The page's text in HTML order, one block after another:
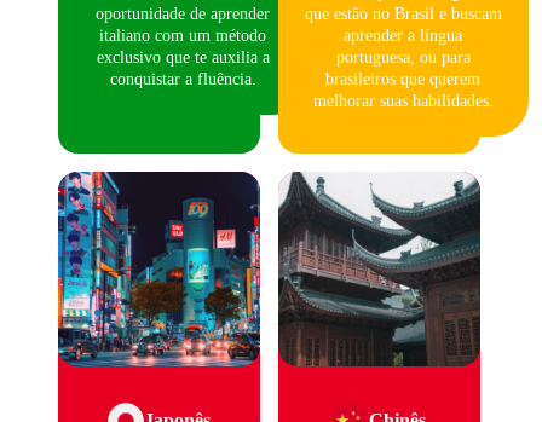
oportunidade de aprender
italiano com um método
exclusivo que te auxilia a
conquistar a fluência.
que estão no Brasil e buscam
aprender a língua
portuguesa, ou para
brasileiros que querem
melhorar suas habilidades.